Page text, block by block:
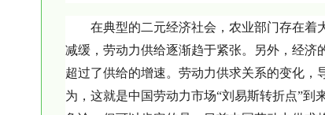
在典型的二元经济社会，农业部门存在着
减缓，劳动力供给逐渐趋于紧张。另外，经
超过了供给的增速。劳动力供求关系的变化
为，这就是中国劳动力市场“刘易斯转折点”到